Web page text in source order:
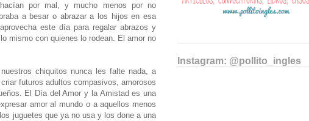
por mal, y mucho menos por no
a besar o abrazar a los hijos en esa
este día para regalar abrazos y
mismo con quienes lo rodean. El amor no
chiquitos nunca les falte nada, a
futuros adultos compasivos, amorosos
El Día del Amor y la Amistad es una
amor al mundo o a aquellos menos
juguetes que ya no usa y los done a una
Instagram: @pollito_ingles